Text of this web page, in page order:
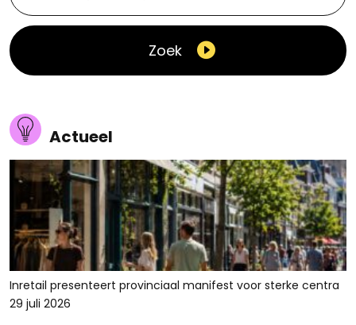
Zoek
Actueel
Inretail presenteert provinciaal manifest voor sterke centra
29 juli 2026